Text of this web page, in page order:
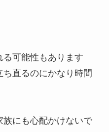
可能性もあります
ち直るのにかなり時間
にも心配かけないで